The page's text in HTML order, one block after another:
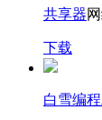
共享器
下载
白雪编